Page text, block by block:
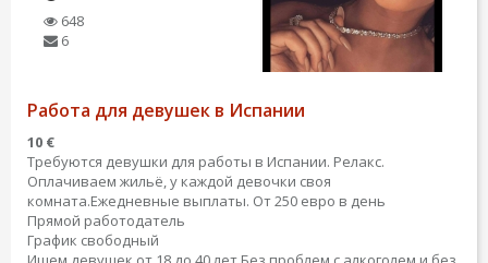
648
6
Работа для девушек в Испании
10 €
Требуются девушки для работы в Испании. Релакс.
Оплачиваем жильё, у каждой девочки своя
комната.Ежедневные выплаты. От 250 евро в день
Прямой работодатель
График свободный